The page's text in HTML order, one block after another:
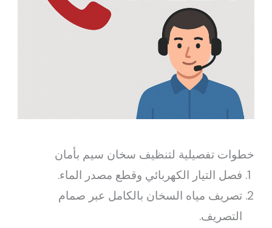
خطوات تفصيلية لتنظيف سخان سيم بأمان
فصل التيار الكهربائي وقطع مصدر الماء.
تصريف مياه السخان بالكامل عبر صمام
التصريف.